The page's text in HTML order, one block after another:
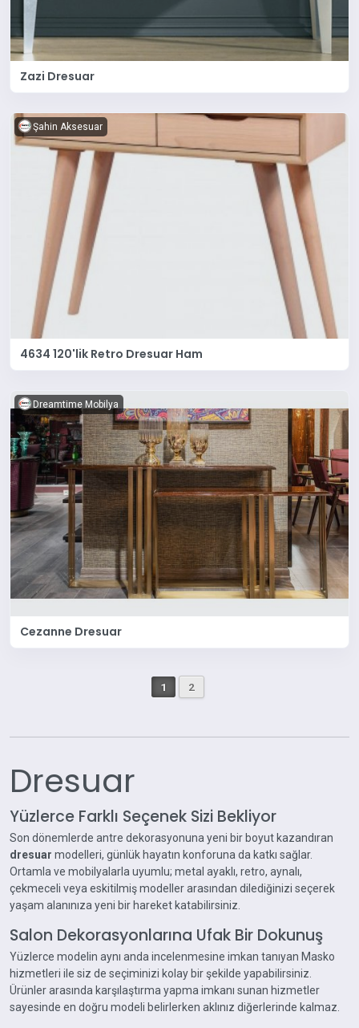
Zazi Dresuar
Şahin Aksesuar
4634 120'lik Retro Dresuar Ham
Dreamtime Mobilya
Cezanne Dresuar
1 2
Dresuar
Yüzlerce Farklı Seçenek Sizi Bekliyor
Son dönemlerde antre dekorasyonuna yeni bir boyut kazandıran
dresuar modelleri, günlük hayatın konforuna da katkı sağlar.
Ortamla ve mobilyalarla uyumlu; metal ayaklı, retro, aynalı,
çekmeceli veya eskitilmiş modeller arasından dilediğinizi seçerek
yaşam alanınıza yeni bir hareket katabilirsiniz.
Salon Dekorasyonlarına Ufak Bir Dokunuş
Yüzlerce modelin aynı anda incelenmesine imkan tanıyan Masko
hizmetleri ile siz de seçiminizi kolay bir şekilde yapabilirsiniz.
Ürünler arasında karşılaştırma yapma imkanı sunan hizmetler
sayesinde en doğru modeli belirlerken aklınız diğerlerinde kalmaz.